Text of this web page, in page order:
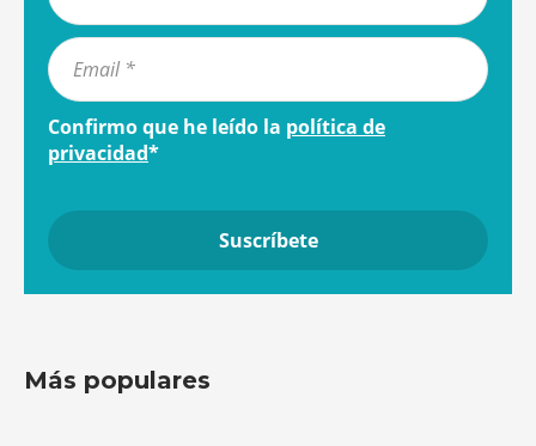
Confirmo que he leído la política de
privacidad*
Más populares